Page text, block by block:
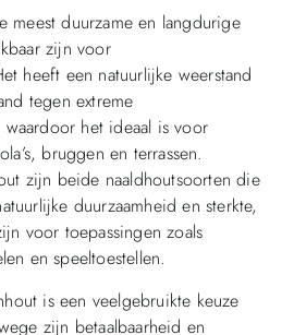
meest duurzame en langdurige
zijn voor
heeft een natuurlijke weerstand
tegen extreme
het ideaal is voor
bruggen en terrassen.
zijn beide naaldhoutsoorten die
duurzaamheid en sterkte,
voor toepassingen zoals
en speeltoestellen.
is een veelgebruikte keuze
zijn betaalbaarheid en